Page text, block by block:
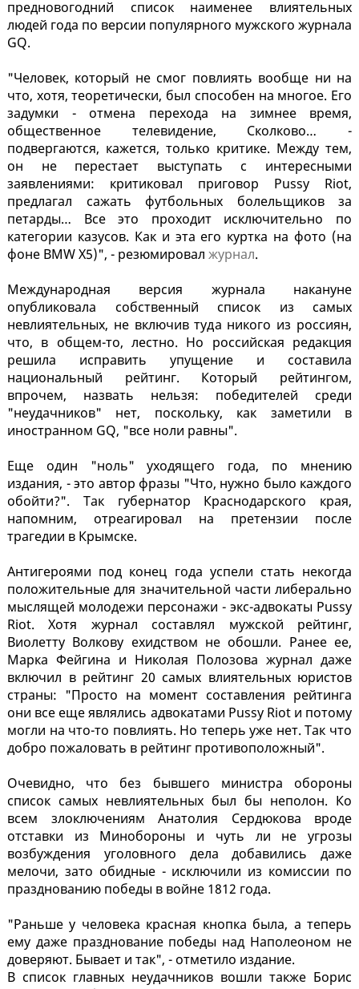
предновогодний список наименее влиятельных
людей года по версии популярного мужского журнала
GQ.
"Человек, который не смог повлиять вообще ни на
что, хотя, теоретически, был способен на многое. Его
задумки - отмена перехода на зимнее время,
общественное телевидение, Сколково… -
подвергаются, кажется, только критике. Между тем,
он не перестает выступать с интересными
заявлениями: критиковал приговор Pussy Riot,
предлагал сажать футбольных болельщиков за
петарды… Все это проходит исключительно по
категории казусов. Как и эта его куртка на фото (на
фоне BMW X5)", - резюмировал журнал.
Международная версия журнала накануне
опубликовала собственный список из самых
невлиятельных, не включив туда никого из россиян,
что, в общем-то, лестно. Но российская редакция
решила исправить упущение и составила
национальный рейтинг. Который рейтингом,
впрочем, назвать нельзя: победителей среди
"неудачников" нет, поскольку, как заметили в
иностранном GQ, "все ноли равны".
Еще один "ноль" уходящего года, по мнению
издания, - это автор фразы "Что, нужно было каждого
обойти?". Так губернатор Краснодарского края,
напомним, отреагировал на претензии после
трагедии в Крымске.
Антигероями под конец года успели стать некогда
положительные для значительной части либерально
мыслящей молодежи персонажи - экс-адвокаты Pussy
Riot. Хотя журнал составлял мужской рейтинг,
Виолетту Волкову ехидством не обошли. Ранее ее,
Марка Фейгина и Николая Полозова журнал даже
включил в рейтинг 20 самых влиятельных юристов
страны: "Просто на момент составления рейтинга
они все еще являлись адвокатами Pussy Riot и потому
могли на что-то повлиять. Но теперь уже нет. Так что
добро пожаловать в рейтинг противоположный".
Очевидно, что без бывшего министра обороны
список самых невлиятельных был бы неполон. Ко
всем злоключениям Анатолия Сердюкова вроде
отставки из Минобороны и чуть ли не угрозы
возбуждения уголовного дела добавились даже
мелочи, зато обидные - исключили из комиссии по
празднованию победы в войне 1812 года.
"Раньше у человека красная кнопка была, а теперь
ему даже празднование победы над Наполеоном не
доверяют. Бывает и так", - отметило издание.
В список главных неудачников вошли также Борис